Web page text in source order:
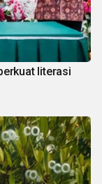
literasi